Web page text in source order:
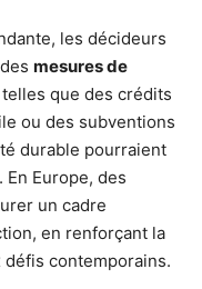
les décideurs
mesures de
que des crédits
ou des subventions
durable pourraient
Europe, des
un cadre
en renforçant la
contemporains.